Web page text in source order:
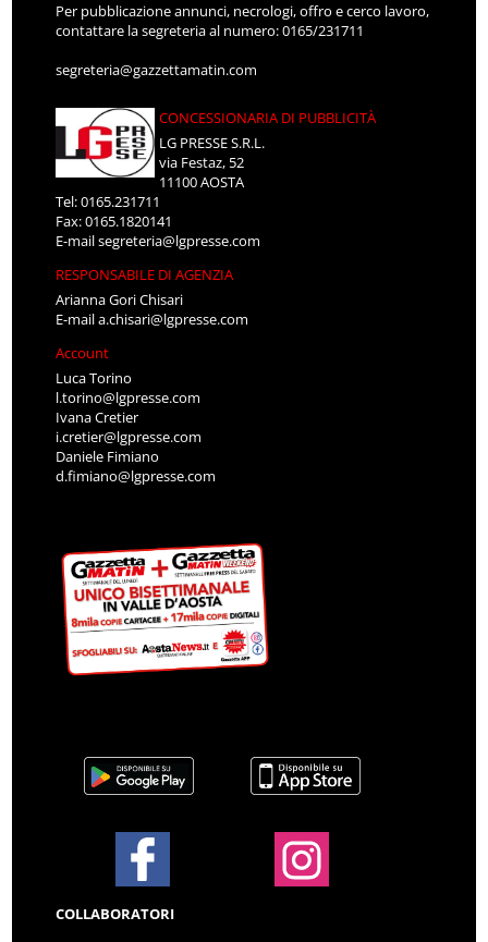
Per pubblicazione annunci, necrologi, offro e cerco lavoro,
contattare la segreteria al numero: 0165/231711
segreteria@gazzettamatin.com
CONCESSIONARIA DI PUBBLICITÀ
LG PRESSE S.R.L.
via Festaz, 52
11100 AOSTA
Tel: 0165.231711
Fax: 0165.1820141
E-mailsegreteria@lgpresse.com
RESPONSABILE DI AGENZIA
Arianna Gori Chisari
E-maila.chisari@lgpresse.com
Account
Luca Torino
l.torino@lgpresse.com
Ivana Cretier
i.cretier@lgpresse.com
Daniele Fimiano
d.fimiano@lgpresse.com
COLLABORATORI